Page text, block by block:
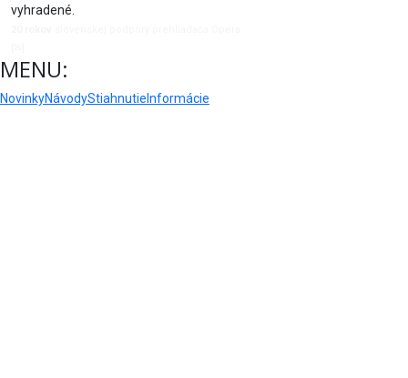
vyhradené.
MENU:
NovinkyNávodyStiahnutie Informácie